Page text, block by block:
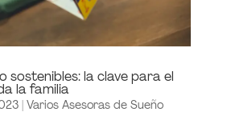
sostenibles: la clave para el
la familia
| Varios Asesoras de Sueño